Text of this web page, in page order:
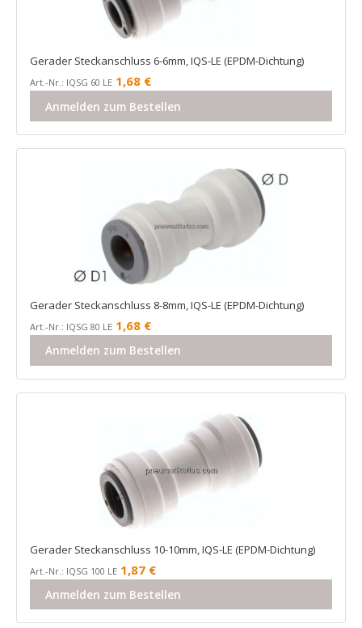
Gerader Steckanschluss 6-6mm, IQS-LE (EPDM-Dichtung)
Art.-Nr.: IQSG 60 LE 1,68 €
Anmelden zum Bestellen
Gerader Steckanschluss 8-8mm, IQS-LE (EPDM-Dichtung)
Art.-Nr.: IQSG 80 LE 1,68 €
Anmelden zum Bestellen
Gerader Steckanschluss 10-10mm, IQS-LE (EPDM-Dichtung)
Art.-Nr.: IQSG 100 LE 1,87 €
Anmelden zum Bestellen